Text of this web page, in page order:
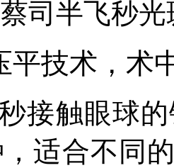
司半飞秒光
平技术，术
接触眼球
适合不同